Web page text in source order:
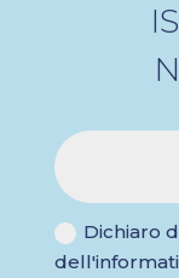
Dichiaro